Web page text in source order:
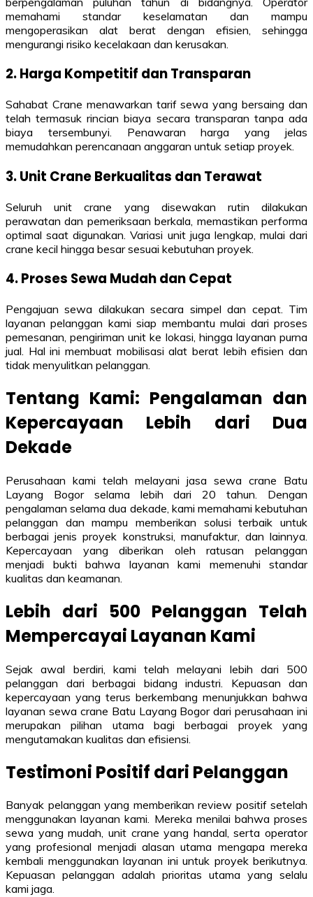
memahami standar keselamatan dan mampu
mengoperasikan alat berat dengan efisien, sehingga
mengurangi risiko kecelakaan dan kerusakan.
2. Harga Kompetitif dan Transparan
Sahabat Crane menawarkan tarif sewa yang bersaing dan
telah termasuk rincian biaya secara transparan tanpa ada
biaya tersembunyi. Penawaran harga yang jelas
memudahkan perencanaan anggaran untuk setiap proyek.
3. Unit Crane Berkualitas dan Terawat
Seluruh unit crane yang disewakan rutin dilakukan
perawatan dan pemeriksaan berkala, memastikan performa
optimal saat digunakan. Variasi unit juga lengkap, mulai dari
crane kecil hingga besar sesuai kebutuhan proyek.
4. Proses Sewa Mudah dan Cepat
Pengajuan sewa dilakukan secara simpel dan cepat. Tim
layanan pelanggan kami siap membantu mulai dari proses
pemesanan, pengiriman unit ke lokasi, hingga layanan purna
jual. Hal ini membuat mobilisasi alat berat lebih efisien dan
tidak menyulitkan pelanggan.
Tentang Kami: Pengalaman dan
Kepercayaan Lebih dari Dua
Dekade
Perusahaan kami telah melayani jasa sewa crane Batu
Layang Bogor selama lebih dari 20 tahun. Dengan
pengalaman selama dua dekade, kami memahami kebutuhan
pelanggan dan mampu memberikan solusi terbaik untuk
berbagai jenis proyek konstruksi, manufaktur, dan lainnya.
Kepercayaan yang diberikan oleh ratusan pelanggan
menjadi bukti bahwa layanan kami memenuhi standar
kualitas dan keamanan.
Lebih dari 500 Pelanggan Telah
Mempercayai Layanan Kami
Sejak awal berdiri, kami telah melayani lebih dari 500
pelanggan dari berbagai bidang industri. Kepuasan dan
kepercayaan yang terus berkembang menunjukkan bahwa
layanan sewa crane Batu Layang Bogor dari perusahaan ini
merupakan pilihan utama bagi berbagai proyek yang
mengutamakan kualitas dan efisiensi.
Testimoni Positif dari Pelanggan
Banyak pelanggan yang memberikan review positif setelah
menggunakan layanan kami. Mereka menilai bahwa proses
sewa yang mudah, unit crane yang handal, serta operator
yang profesional menjadi alasan utama mengapa mereka
kembali menggunakan layanan ini untuk proyek berikutnya.
Kepuasan pelanggan adalah prioritas utama yang selalu
kami jaga.